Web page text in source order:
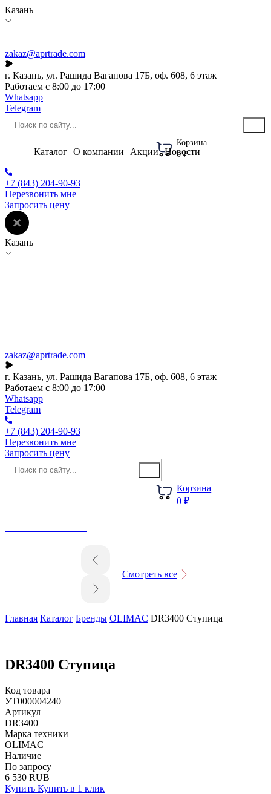
Казань
zakaz@aprtrade.com
г. Казань, ул. Рашида Вагапова 17Б, оф. 608, 6 этаж
Работаем с 8:00 до 17:00
Whatsapp
Telegram
Корзина
0 ₽
Каталог О компании Акции Новости
+7 (843) 204-90-93
Перезвонить мне
Запросить цену
Казань
zakaz@aprtrade.com
г. Казань, ул. Рашида Вагапова 17Б, оф. 608, 6 этаж
Работаем с 8:00 до 17:00
Whatsapp
Telegram
+7 (843) 204-90-93
Перезвонить мне
Запросить цену
Корзина
0 ₽
Смотреть все
Главная Каталог Бренды OLIMAC DR3400 Ступица
DR3400 Ступица
Код товара
УТ000004240
Артикул
DR3400
Марка техники
OLIMAC
Наличие
По запросу
6 530 RUB
Купить Купить в 1 клик